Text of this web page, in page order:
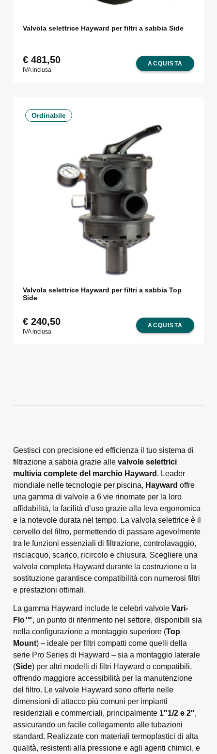
Valvola selettrice Hayward per filtri a sabbia Side
ACQUISTA
€481,50
IVA inclusa
Ordinabile
Valvola selettrice Hayward per filtri a sabbia Top
Side
ACQUISTA
€240,50
IVA inclusa
Gestisci con precisione ed efficienza il tuo sistema di
filtrazione a sabbia grazie alle valvole selettrici
multivia complete del marchio Hayward . Leader
mondiale nelle tecnologie per piscina, Hayward offre
una gamma di valvole a 6 vie rinomate per la loro
affidabilità, la facilità d’uso grazie alla leva ergonomica
e la notevole durata nel tempo. La valvola selettrice è il
cervello del filtro, permettendo di passare agevolmente
tra le funzioni essenziali di filtrazione, controlavaggio,
risciacquo, scarico, ricircolo e chiusura. Scegliere una
valvola completa Hayward durante la costruzione o la
sostituzione garantisce compatibilità con numerosi filtri
e prestazioni ottimali.
La gamma Hayward include le celebri valvole Vari-
Flo™, un punto di riferimento nel settore, disponibili sia
nella configurazione a montaggio superiore (Top
Mount) – ideale per filtri compatti come quelli della
serie Pro Series di Hayward – sia a montaggio laterale
(Side) per altri modelli di filtri Hayward o compatibili,
offrendo maggiore accessibilità per la manutenzione
del filtro. Le valvole Hayward sono offerte nelle
dimensioni di attacco più comuni per impianti
residenziali e commerciali, principalmente 1″1/2 e 2″,
assicurando un facile collegamento alle tubazioni
standard. Realizzate con materiali termoplastici di alta
qualità, resistenti alla pressione e agli agenti chimici, e